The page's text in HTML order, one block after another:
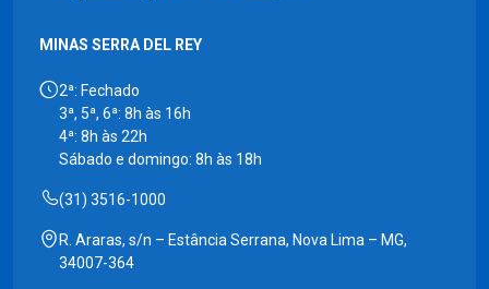
MINAS SERRA DEL REY
2ª: Fechado
3ª, 5ª, 6ª: 8h às 16h
4ª: 8h às 22h
Sábado e domingo: 8h às 18h
(31) 3516-1000
R. Araras, s/n – Estância Serrana, Nova Lima – MG,
34007-364